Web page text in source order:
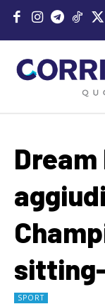
Dream
SPORT